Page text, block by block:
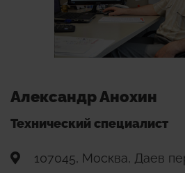
Александр Анохин
Технический специалист
107045, Москва, Даев